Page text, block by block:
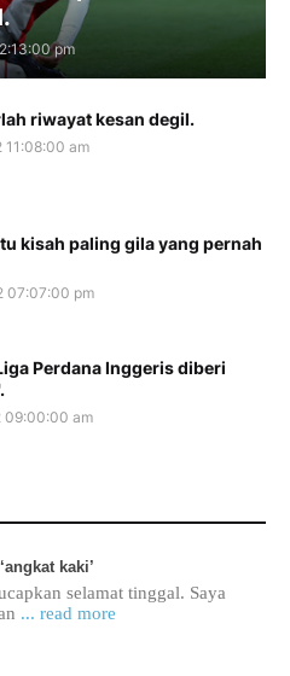
pm
riwayat kesan degil.
am
kisah paling gila yang pernah
07:07:00 pm
Perdana Inggeris diberi
09:00:00 am
kaki’
selamat tinggal. Saya
... read more